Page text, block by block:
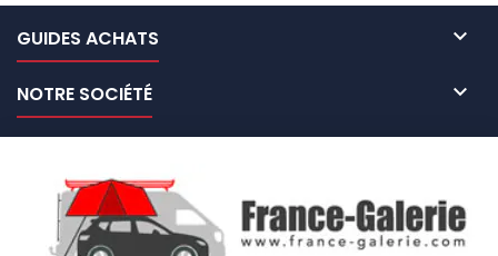
GUIDES ACHATS 
NOTRE SOCIÉTÉ 
VOTRE COMPTE 